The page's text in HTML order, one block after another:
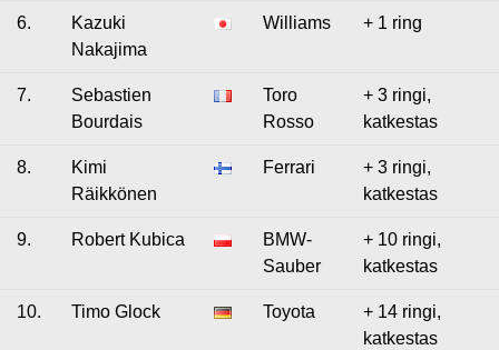
6.
Kazuki
Nakajima
Williams + 1 ring
7.
Sebastien
Bourdais
Toro
Rosso
+ 3 ringi,
katkestas
8.
Kimi
Räikkönen
Ferrari
+ 3 ringi,
katkestas
9. Robert Kubica
BMW-
Sauber
+ 10 ringi,
katkestas
10. Timo Glock Toyota
+ 14 ringi,
katkestas